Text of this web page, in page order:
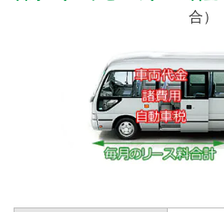
合）